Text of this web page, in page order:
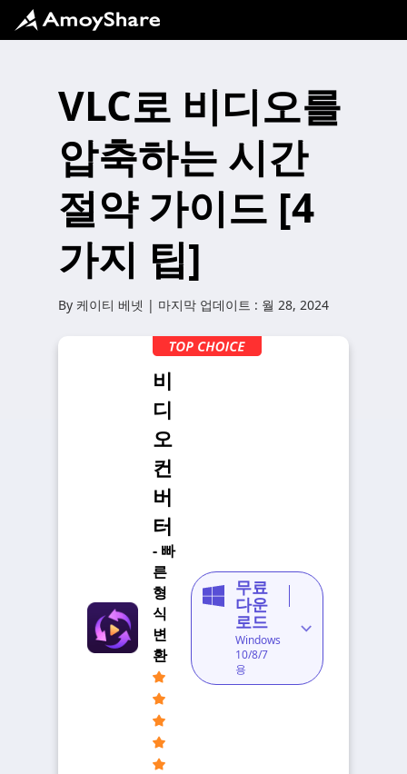
VLC로 비디오를
압축하는 시간
절약 가이드 [4
가지 팁]
By 케이티 베넷 | 마지막 업데이트 : 월 28, 2024
비
디
오
컨
버
터
- 빠
른
형
식
변
환
무료
다운
로드
Windows
10/8/7
용